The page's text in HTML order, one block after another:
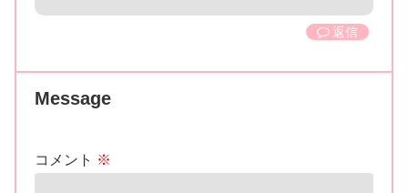
返信
Message
コメント ※